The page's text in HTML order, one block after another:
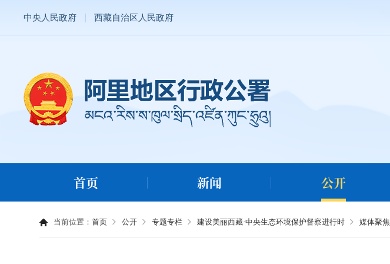
中央人民政府 西藏自治区人民政府
首页 新闻 公开
当前位置：首页 公开 专题专栏 建设美丽西藏·中央生态环境保护督察进行时 媒体聚焦